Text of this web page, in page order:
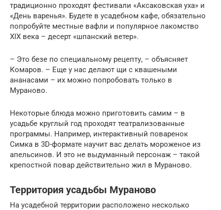
традиционно проходят фестивали «Аксаковская уха» и
«День варенья». Будете в усадебном кафе, обязательно
попробуйте местные вафли и популярное лакомство
XIX века – десерт «шпанский ветер».
– Это безе по специальному рецепту, – объясняет
Комаров. – Еще у нас делают щи с квашеными
ананасами – их можно попробовать только в
Мураново.
Некоторые блюда можно приготовить самим – в
усадьбе круглый год проходят театрализованные
программы. Например, интерактивный поваренок
Симка в 3D-формате научит вас делать мороженое из
апельсинов. И это не выдуманный персонаж – такой
крепостной повар действительно жил в Мураново.
Территория усадьбы Мураново
На усадебной территории расположено несколько